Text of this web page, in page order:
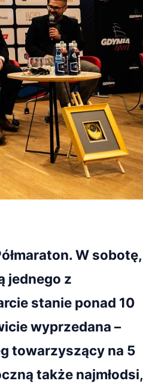
W sobotę,
jednego z
stanie ponad 10
wyprzedana –
towarzyszący na 5
także najmłodsi,